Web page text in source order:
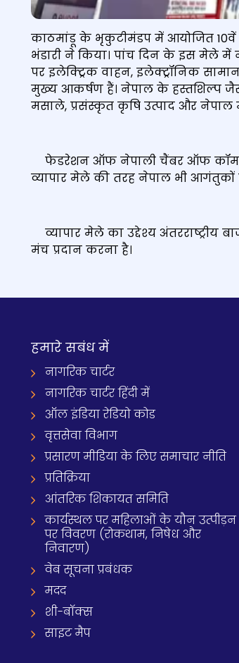
काठमांडू के भृकुटीमंडप में आयोजित 10वें
भंडारी ने किया। पांच दिन के इस मेले में
पर इलेक्ट्रिक वाहन, इलेक्ट्रॉनिक
मुख्‍य आकर्षण हैं। नेपाल के हस्तशिल्प जैसे
मसाले, प्रसंस्कृत कृषि उत्पाद और
फेडरेशन ऑफ नेपाली चैंबर ऑफ कॉमर्स
व्यापार मेले की तरह नेपाल भी आगंतुकों
व्यापार मेले का उद्देश्य
मंच प्रदान करना है।
हमारे सबंध में
नागरिक चार्टर
नागरिक चार्टर हिंदी में
ऑल इंडिया रेडियो कोड
वृत्तसेवा विभाग
प्रसारण मीडिया के लिए समाचार नीति
प्रतिक्रिया
आंतरिक शिकायत समिति
कार्यस्थल पर महिलाओं के यौन उत्पीड़न
पर विवरण (रोकथाम, निषेध और
निवारण)
वेब सूचना प्रबंधक
मदद
शी-बॉक्स
साइट मैप